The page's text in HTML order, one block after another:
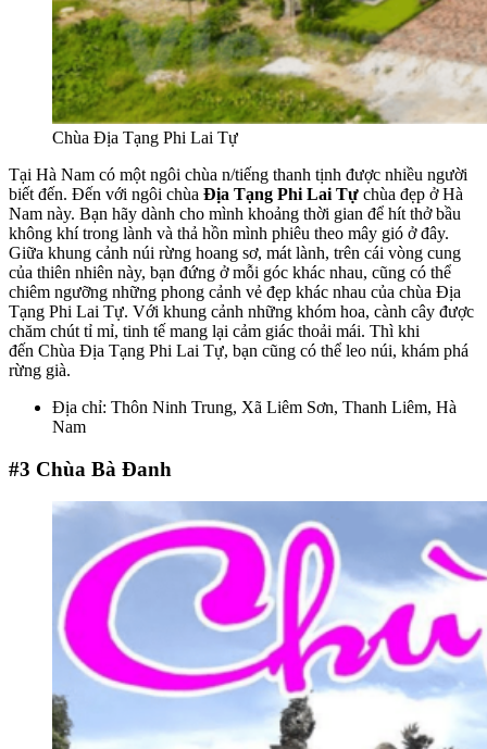
Chùa Địa Tạng Phi Lai Tự
Tại Hà Nam có một ngôi chùa n/tiếng thanh tịnh được nhiều người
biết đến. Đến với ngôi chùa Địa Tạng Phi Lai Tự chùa đẹp ở Hà
Nam này. Bạn hãy dành cho mình khoảng thời gian để hít thở bầu
không khí trong lành và thả hồn mình phiêu theo mây gió ở đây.
Giữa khung cảnh núi rừng hoang sơ, mát lành, trên cái vòng cung
của thiên nhiên này, bạn đứng ở mỗi góc khác nhau, cũng có thể
chiêm ngưỡng những phong cảnh vẻ đẹp khác nhau của chùa Địa
Tạng Phi Lai Tự. Với khung cảnh những khóm hoa, cành cây được
chăm chút tỉ mỉ, tinh tế mang lại cảm giác thoải mái. Thì khi
đến Chùa Địa Tạng Phi Lai Tự, bạn cũng có thể leo núi, khám phá
rừng già.
Địa chỉ: Thôn Ninh Trung, Xã Liêm Sơn, Thanh Liêm, Hà
Nam
#3 Chùa Bà Đanh